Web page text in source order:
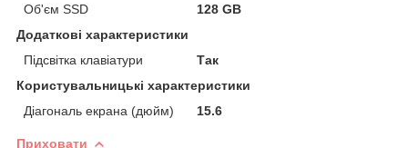
Об'єм SSD
128 GB
Додаткові характеристики
Підсвітка клавіатури
Так
Користувальницькі характеристики
Діагональ екрана (дюйм)
15.6
Приховати